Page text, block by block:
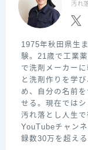
汚れ
1975年秋田県生
験。21歳で工業
で洗剤メーカー
と洗剤作りを学
め、自分の名前
せる。現在では
汚れ落とし人生
YouTubeチャン
録数30万を超える